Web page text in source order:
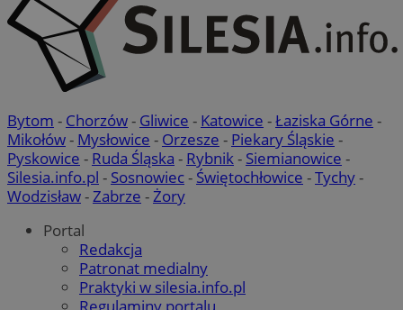
Bytom - Chorzów- Gliwice - Katowice -Łaziska Górne -
Mikołów- Mysłowice - Orzesze - Piekary Śląskie -
Pyskowice - Ruda Śląska - Rybnik- Siemianowice -
Silesia.info.pl - Sosnowiec- Świętochłowice -Tychy-
Wodzisław-Zabrze -Żory
Portal
Redakcja
Patronat medialny
Praktyki w silesia.info.pl